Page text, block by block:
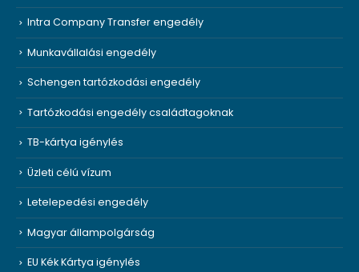
Intra Company Transfer engedély
Munkavállalási engedély
Schengen tartózkodási engedély
Tartózkodási engedély családtagoknak
TB-kártya igénylés
Üzleti célú vízum
Letelepedési engedély
Magyar állampolgárság
EU Kék Kártya igénylés